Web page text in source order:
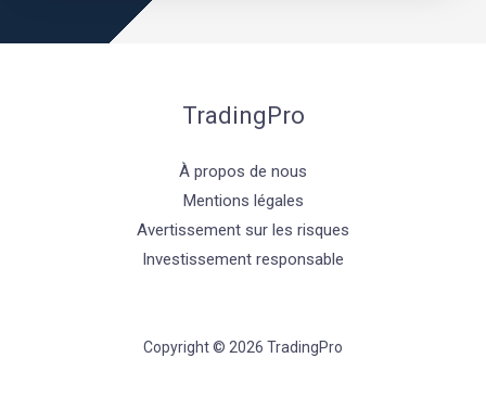
TradingPro
À propos de nous
Mentions légales
Avertissement sur les risques
Investissement responsable
Copyright © 2026 TradingPro